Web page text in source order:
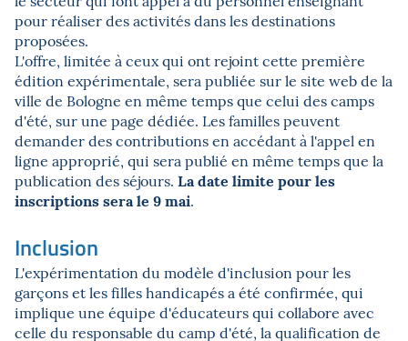
pour réaliser des activités dans les destinations
proposées.
L'offre, limitée à ceux qui ont rejoint cette première
édition expérimentale, sera publiée sur le site web de la
ville de Bologne en même temps que celui des camps
d'été, sur une page dédiée. Les familles peuvent
demander des contributions en accédant à l'appel en
ligne approprié, qui sera publié en même temps que la
publication des séjours. La date limite pour les
inscriptions sera le 9 mai.
Inclusion
L'expérimentation du modèle d'inclusion pour les
garçons et les filles handicapés a été confirmée, qui
implique une équipe d'éducateurs qui collabore avec
celle du responsable du camp d'été, la qualification de